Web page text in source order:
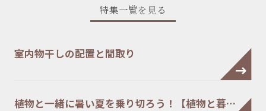
特集一覧を見る
室内物干しの配置と間取り
植物と一緒に暑い夏を乗り切ろう！【植物と暮…